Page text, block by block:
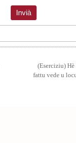
(Eserciziu)
fattu vede u